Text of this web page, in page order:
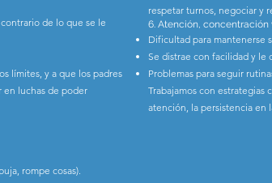
de lo que se le
límites, y a que los padres
en luchas de poder
rompe cosas).
respetar turnos, negociar y
6. Atención,
Dificultad para mantenerse
Se distrae con facilidad y le
Problemas para seguir
Trabajamos con estrategias
atención, la persistencia en